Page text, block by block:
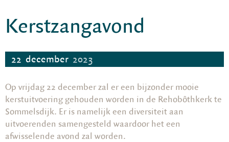
Kerstzangavond
22 december 2023
Op vrijdag 22 december zal er een bijzonder mooie
kerstuitvoering gehouden worden in de Rehobôthkerk te
Sommelsdijk. Er is namelijk een diversiteit aan
uitvoerenden samengesteld waardoor het een
afwisselende avond zal worden.